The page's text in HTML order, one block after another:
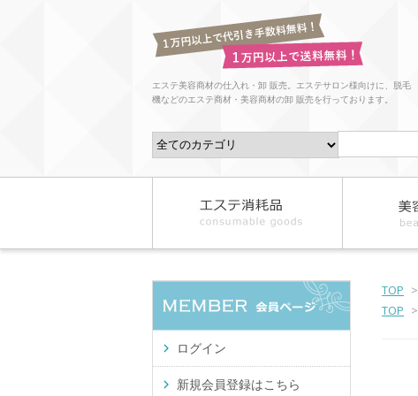
エステ美容商材の仕入れ・卸 販売。エステサロン様向けに、脱毛
機などのエステ商材・美容商材の卸 販売を行っております。
TOP >
TOP >
ログイン
新規会員登録はこちら